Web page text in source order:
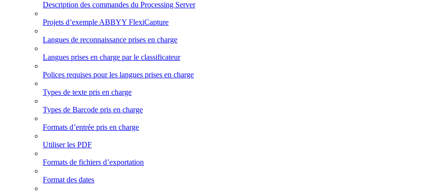
Description des commandes du Processing Server
Projets d’exemple ABBYY FlexiCapture
Langues de reconnaissance prises en charge
Langues prises en charge par le classificateur
Polices requises pour les langues prises en charge
Types de texte pris en charge
Types de Barcode pris en charge
Formats d’entrée pris en charge
Utiliser les PDF
Formats de fichiers d’exportation
Format des dates